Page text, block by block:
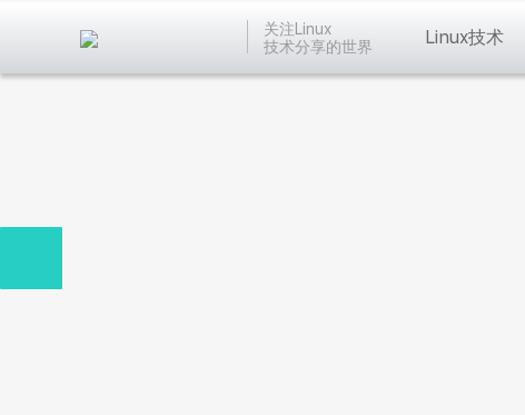
关注Linux
技术分享的世界
Linux技术